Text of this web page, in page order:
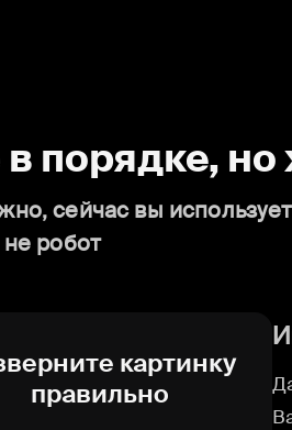
порядке,
сейчас вы
робот
картинку
правильно